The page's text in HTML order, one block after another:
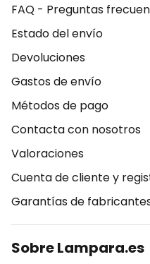
FAQ - Preguntas
Estado del envío
Devoluciones
Gastos de envío
Métodos de pago
Contacta con nosotros
Valoraciones
Cuenta de cliente y
Garantías de
Sobre Lampara.es